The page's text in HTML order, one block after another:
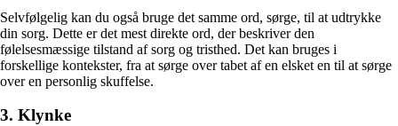
Selvfølgelig kan du også bruge det samme ord, sørge, til at udtrykke
din sorg. Dette er det mest direkte ord, der beskriver den
følelsesmæssige tilstand af sorg og tristhed. Det kan bruges i
forskellige kontekster, fra at sørge over tabet af en elsket en til at sørge
over en personlig skuffelse.
3. Klynke